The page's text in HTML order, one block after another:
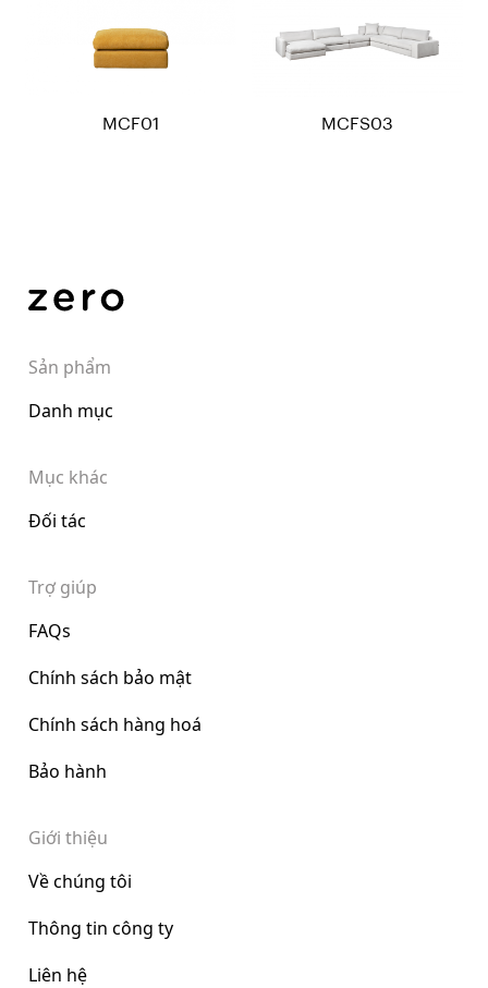
MCF01 MCFS03
Sản phẩm
Danh mục
Mục khác
Đối tác
Trợ giúp
FAQs
Chính sách bảo mật
Chính sách hàng hoá
Bảo hành
Giới thiệu
Về chúng tôi
Thông tin công ty
Liên hệ